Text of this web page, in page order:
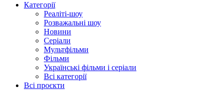
Категорії
Реаліті-шоу
Розважальні шоу
Новини
Серіали
Мультфільми
Фільми
Українські фільми і серіали
Всі категорії
Всі проєкти